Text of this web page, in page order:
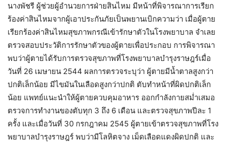
นางพัชรี ผู้ช่วยผู้อำนวยการฝ่ายสินไหม มีหน้าที่พิจารณาการเรียก
ร้องค่าสินไหมจากผู้เอาประกันภัยเป็นพยานเบิกความว่า เมื่อผู้ตาย
เรียกร้องค่าสินไหมสุขภาพกรณีเข้ารักษาตัวในโรงพยาบาล จำเลย
ตรวจสอบประวัติการรักษาตัวของผู้ตายเพื่อประกอบ การพิจารณา
พบว่าผู้ตายได้รับการตรวจสุขภาพที่โรงพยาบาลบำรุงราษฎร์เมื่อ
วันที่ 26 เมษายน 2544 ผลการตรวจระบุว่า ผู้ตายมีน้ำตาลสูงกว่า
ปกติเล็กน้อย มีไขมันในเลือดสูงกว่าปกติ ตับทำหน้าที่ผิดปกติเล็ก
น้อย แพทย์แนะนำให้ผู้ตายควบคุมอาหาร ออกกำลังกายสม่ำเสมอ
ตรวจการทำงานของตับทุก 3 ถึง 6 เดือน และตรวจสุขภาพปีละ 1
ครั้ง และเมื่อวันที่ 30 กรกฎาคม 2545 ผู้ตายเข้าตรวจสุขภาพที่โรง
พยาบาลบำรุงราษฎร์ พบว่ามีโลหิตจาง เม็ดเลือดแดงผิดปกติ และ